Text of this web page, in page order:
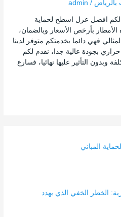
/
admin
افضل عزل اسطح لحماية
بأرخص الأسعار وبالضمان،
فهي دائما بخدمتكم متوفر لدينا
بجودة عالية جدا، نقدم لكم
التأثير عليها نهائيا، فسارع
المباني
الخطر الخفي الذي يهدد